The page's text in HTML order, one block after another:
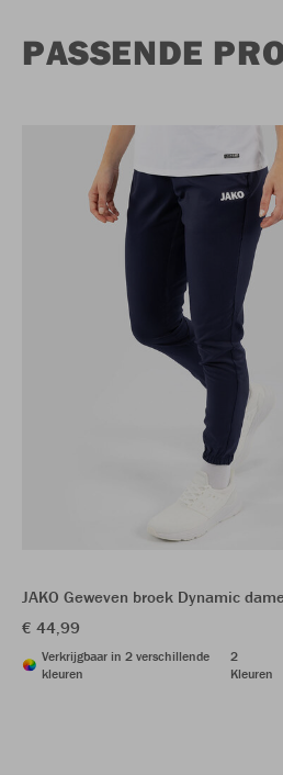
PASSENDE
JAKO Geweven broek Dynamic
€ 44,99
Verkrijgbaar in 2 verschillende
kleuren
2
Kleuren